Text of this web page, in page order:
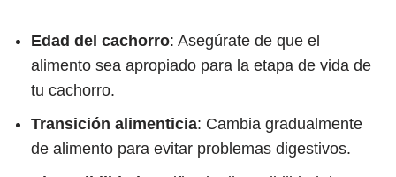
Edad del cachorro: Asegúrate de que el
alimento sea apropiado para la etapa de vida de
tu cachorro.
Transición alimenticia: Cambia gradualmente
de alimento para evitar problemas digestivos.